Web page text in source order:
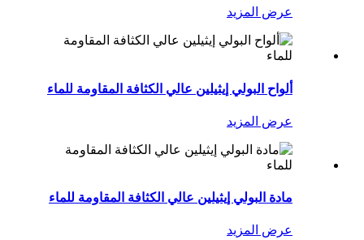
عرض المزيد
ألواح البولي إيثيلين عالي الكثافة المقاومة للماء
عرض المزيد
مادة البولي إيثيلين عالي الكثافة المقاومة للماء
عرض المزيد